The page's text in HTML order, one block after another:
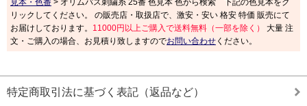
リックしてください。 の販売店・取扱店で、激安・安い 格安 特価 販売にて
お届けしております。 11000円以上ご購入で送料無料（一部を除く）
大量 注
文・ご購入の場合、お見積り致しますのでお問い合わせ ください。
特定商取引法に基づく表記（返品など）